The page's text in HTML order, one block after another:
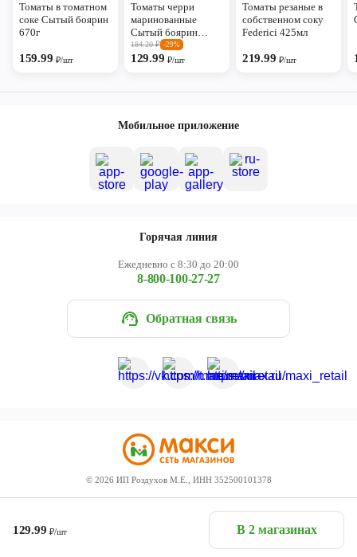
129.99 ₽/шт В 2 магазинах
Томаты в томатном
соке Сытый боярин
670г
159.99 ₽/шт
Томаты черри
маринованные
Сытый боярин
720мл
184.20₽ -29%
129.99 ₽/шт
Томаты резаные в
собственном соку
Federici 425мл
219.99 ₽/шт
Мобильное приложение
Горячая линия
Ежедневно с 8:30 до 20:00
8-800-100-27-27
Обратная связь
© 2026 ИП Роздухов М.Е., ИНН 352500101378